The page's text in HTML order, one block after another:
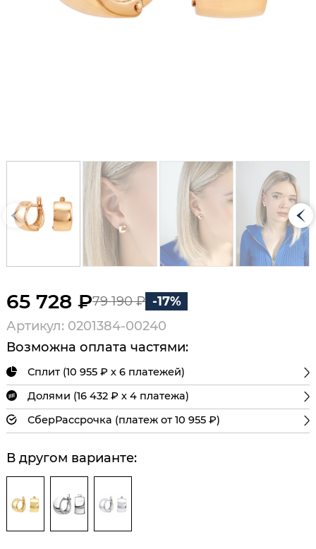
65 728 ₽79 190 ₽ -17%
Артикул: 0201384-00240
Возможна оплата частями:
Сплит (10 955 ₽ х 6 платежей)
Долями (16 432 ₽ х 4 платежа)
СберРассрочка (платеж от 10 955 ₽)
В другом варианте: